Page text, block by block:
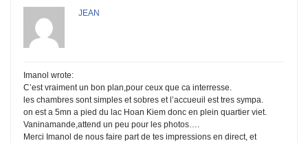
JEAN
Imanol wrote:
C’est vraiment un bon plan,pour ceux que ca interresse.
les chambres sont simples et sobres et l’accueuil est tres sympa.
on est a 5mn a pied du lac Hoan Kiem donc en plein quartier viet.
Vaninamande,attend un peu pour les photos….
Merci Imanol de nous faire part de tes impressions en direct, et